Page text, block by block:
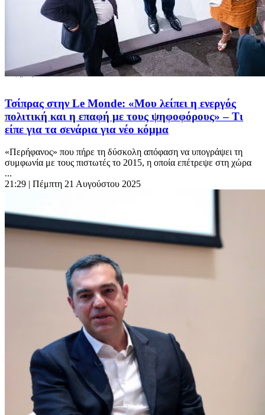
Τσίπρας στην Le Monde: «Μου λείπει η ενεργός
πολιτική και η επαφή με τους ψηφοφόρους» – Τι
είπε για τα σενάρια για νέο κόμμα
«Περήφανος» που πήρε τη δύσκολη απόφαση να υπογράψει τη
συμφωνία με τους πιστωτές το 2015, η οποία επέτρεψε στη χώρα
...
21:29 | Πέμπτη 21 Αυγούστου 2025